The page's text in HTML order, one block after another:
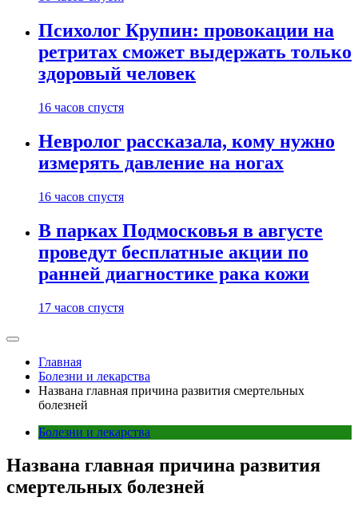
Психолог Крупин: провокации на
ретритах сможет выдержать только
здоровый человек
16 часов спустя
Невролог рассказала, кому нужно
измерять давление на ногах
16 часов спустя
В парках Подмосковья в августе
проведут бесплатные акции по
ранней диагностике рака кожи
17 часов спустя
Главная
Болезни и лекарства
Названа главная причина развития смертельных
болезней
Болезни и лекарства
Названа главная причина развития
смертельных болезней